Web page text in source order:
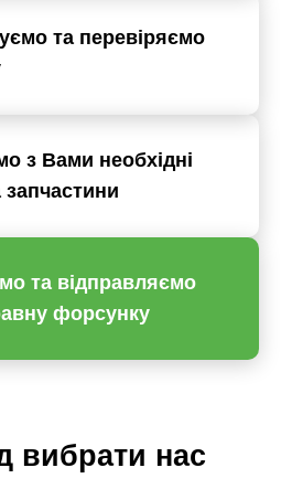
та перевіряємо
з Вами необхідні
запчастини
та відправляємо
форсунку
вибрати нас